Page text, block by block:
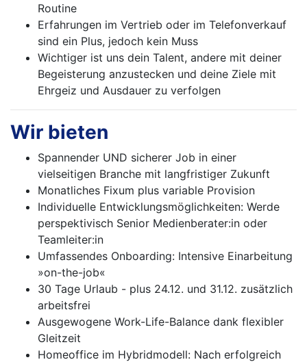
Routine
Erfahrungen im Vertrieb oder im Telefonverkauf
sind ein Plus, jedoch kein Muss
Wichtiger ist uns dein Talent, andere mit deiner
Begeisterung anzustecken und deine Ziele mit
Ehrgeiz und Ausdauer zu verfolgen
Wir bieten
Spannender UND sicherer Job in einer
vielseitigen Branche mit langfristiger Zukunft
Monatliches Fixum plus variable Provision
Individuelle Entwicklungsmöglichkeiten: Werde
perspektivisch Senior Medienberater:in oder
Teamleiter:in
Umfassendes Onboarding: Intensive Einarbeitung
»on-the-job«
30 Tage Urlaub - plus 24.12. und 31.12. zusätzlich
arbeitsfrei
Ausgewogene Work-Life-Balance dank flexibler
Gleitzeit
Homeoffice im Hybridmodell: Nach erfolgreich